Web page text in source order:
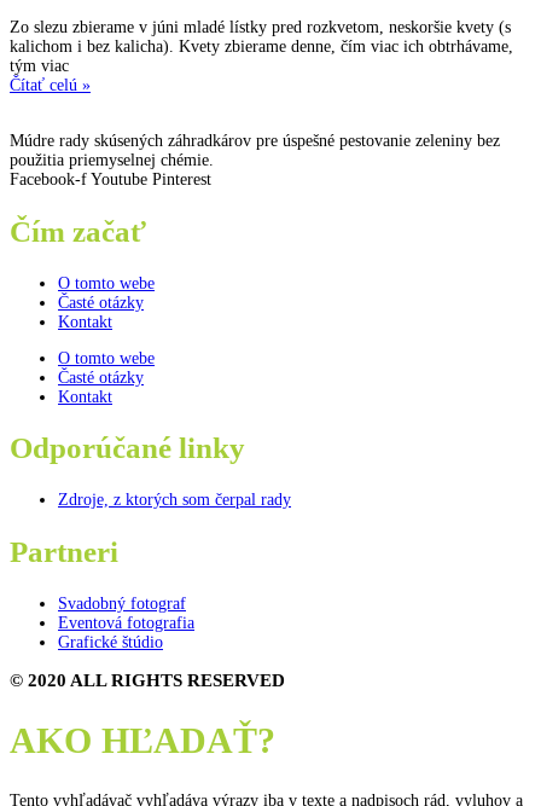
Zo slezu zbierame v júni mladé lístky pred rozkvetom, neskoršie kvety (s
kalichom i bez kalicha). Kvety zbierame denne, čím viac ich obtrhávame,
tým viac
Čítať celú »
Múdre rady skúsených záhradkárov pre úspešné pestovanie zeleniny bez
použitia priemyselnej chémie.
Facebook-f Youtube Pinterest
Čím začať
O tomto webe
Časté otázky
Kontakt
O tomto webe
Časté otázky
Kontakt
Odporúčané linky
Zdroje, z ktorých som čerpal rady
Partneri
Svadobný fotograf
Eventová fotografia
Grafické štúdio
© 2020 ALL RIGHTS RESERVED
AKO HĽADAŤ?
Tento vyhľadávač vyhľadáva výrazy iba v texte a nadpisoch rád, vyluhov a